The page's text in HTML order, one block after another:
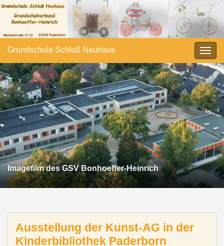
Grundschule Schloß Neuhaus
Imagefilm des GSV Bonhoeffer-Heinrich
Ausstellung der Kunst-AG in der
Kinderbibliothek Paderborn